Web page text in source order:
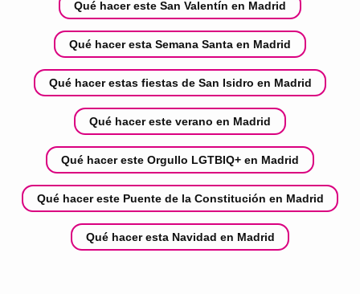
Qué hacer este San Valentín en Madrid
Qué hacer esta Semana Santa en Madrid
Qué hacer estas fiestas de San Isidro en Madrid
Qué hacer este verano en Madrid
Qué hacer este Orgullo LGTBIQ+ en Madrid
Qué hacer este Puente de la Constitución en Madrid
Qué hacer esta Navidad en Madrid